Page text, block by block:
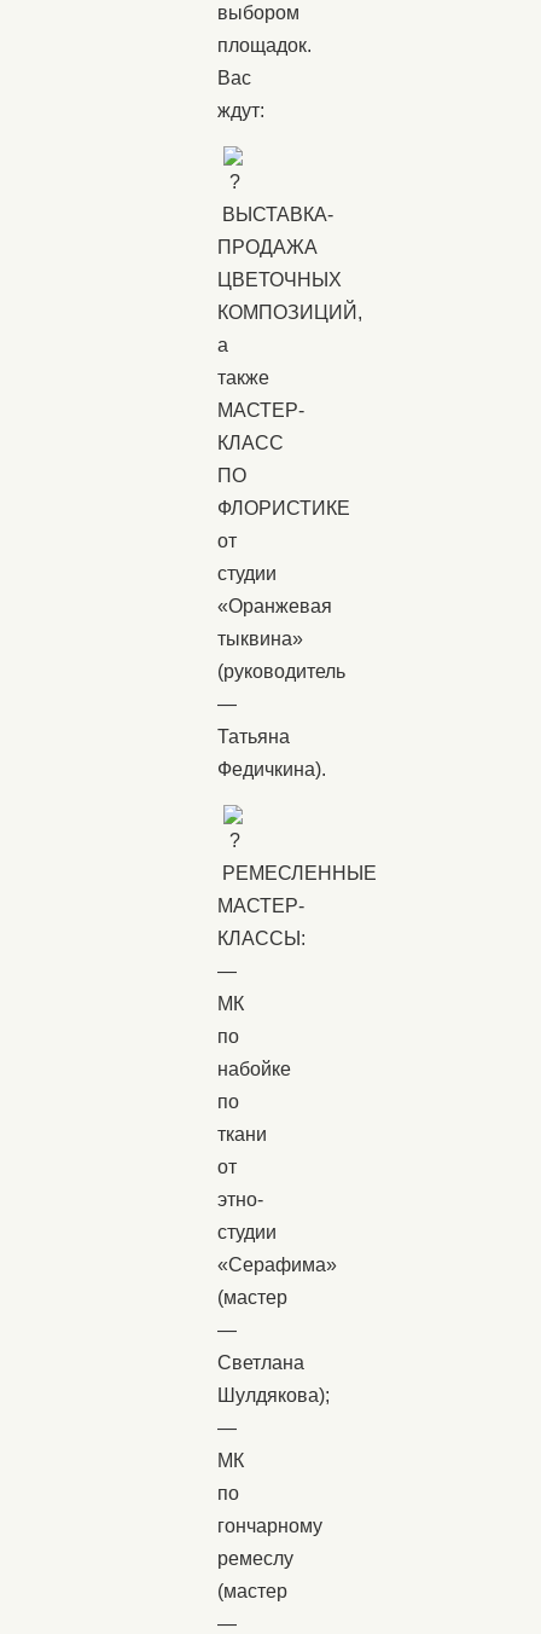
выбором
площадок.
Вас
ждут:
ВЫСТАВКА-
ПРОДАЖА
ЦВЕТОЧНЫХ
КОМПОЗИЦИЙ,
а
также
МАСТЕР-
КЛАСС
ПО
ФЛОРИСТИКЕ
от
студии
«Оранжевая
тыквина»
(руководитель
—
Татьяна
Федичкина).
РЕМЕСЛЕННЫЕ
МАСТЕР-
КЛАССЫ:
—
МК
по
набойке
по
ткани
от
этно-
студии
«Серафима»
(мастер
—
Светлана
Шулдякова);
—
МК
по
гончарному
ремеслу
(мастер
—